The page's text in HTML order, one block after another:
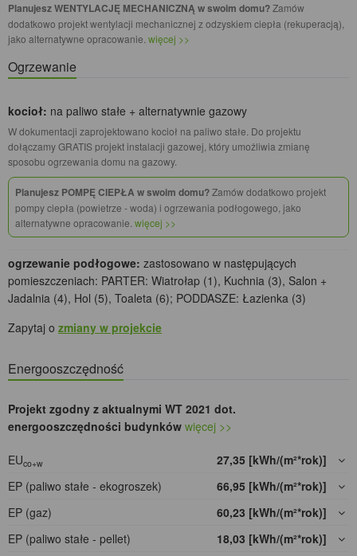
Planujesz WENTYLACJĘ MECHANICZNĄ w swoim domu?Zamów
dodatkowo projekt wentylacji mechanicznej z odzyskiem ciepła (rekuperacją),
jako alternatywne opracowanie. więcej >>
Ogrzewanie
kocioł: na paliwo stałe + alternatywnie gazowy
W dokumentacji zaprojektowano kocioł na paliwo stałe. Do projektu
dołączamy GRATIS projekt instalacji gazowej, który umożliwia zmianę
sposobu ogrzewania domu na gazowy.
Planujesz POMPĘ CIEPŁA w swoim domu?Zamów dodatkowo projekt
pompy ciepła (powietrze - woda) i ogrzewania podłogowego, jako
alternatywne opracowanie. więcej >>
ogrzewanie podłogowe: zastosowano w następujących
pomieszczeniach: PARTER: Wiatrołap (1), Kuchnia (3), Salon +
Jadalnia (4), Hol (5), Toaleta (6); PODDASZE: Łazienka (3)
Zapytaj o zmiany w projekcie
Energooszczędność
Projekt zgodny z aktualnymi WT 2021 dot.
energooszczędności budynków więcej >>
EUco+w
27,35 [kWh/(m²*rok)]
EP (paliwo stałe - ekogroszek)
66,95 [kWh/(m²*rok)]
EP (gaz)
60,23 [kWh/(m²*rok)]
EP (paliwo stałe - pellet)
18,03 [kWh/(m²*rok)]